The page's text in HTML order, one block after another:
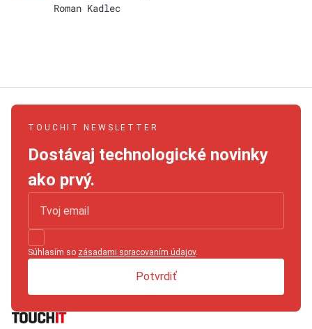
Roman Kadlec
TOUCHIT NEWSLETTER
Dostávaj technologické novinky
ako prvý.
Súhlasím so zásadami spracovaním údajov.
Potvrdiť